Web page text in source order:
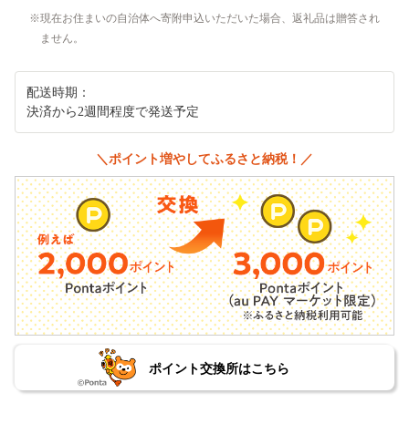
現在お住まいの自治体へ寄附申込いただいた場合、返礼品は贈答され
ません。
配送時期：
決済から2週間程度で発送予定
＼ポイント増やしてふるさと納税！／
ポイント交換所はこちら